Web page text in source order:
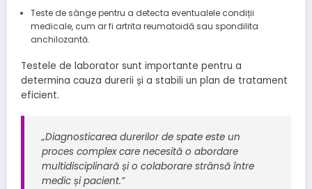
Teste de sânge pentru a detecta eventualele condiții
medicale, cum ar fi artrita reumatoidă sau spondilita
anchilozantă.
Testele de laborator sunt importante pentru a
determina cauza durerii și a stabili un plan de tratament
eficient.
„Diagnosticarea durerilor de spate este un
proces complex care necesită o abordare
multidisciplinară și o colaborare strânsă între
medic și pacient.”